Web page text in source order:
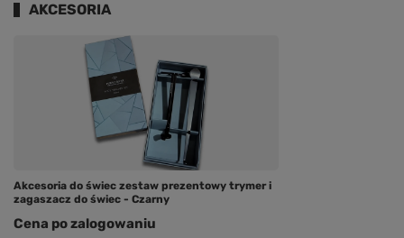
AKCESORIA
Akcesoria do świec zestaw prezentowy trymer i
zagaszacz do świec - Czarny
Cena po zalogowaniu